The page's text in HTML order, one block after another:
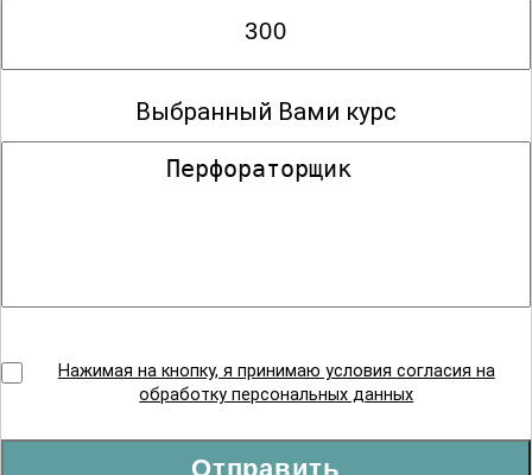
Выбранный Вами курс
Нажимая на кнопку, я принимаю условия согласия на
обработку персональных данных
Отправить